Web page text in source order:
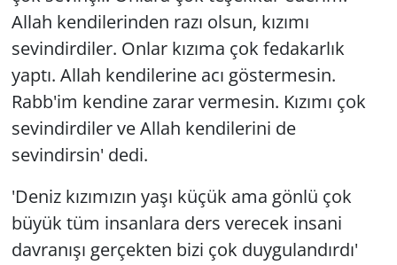
Allah kendilerinden razı olsun, kızımı
sevindirdiler. Onlar kızıma çok fedakarlık
yaptı. Allah kendilerine acı göstermesin.
Rabb'im kendine zarar vermesin. Kızımı çok
sevindirdiler ve Allah kendilerini de
sevindirsin' dedi.
'Deniz kızımızın yaşı küçük ama gönlü çok
büyük tüm insanlara ders verecek insani
davranışı gerçekten bizi çok duygulandırdı'